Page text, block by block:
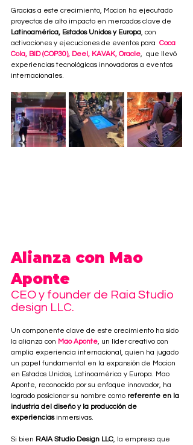
Gracias a este crecimiento, Mocion ha ejecutado
proyectos de alto impacto en mercados clave de
Latinoamérica, Estados Unidos y Europa, con
activaciones y ejecuciones de eventos para Coca
Cola, BID (COP30), Deel, KAVAK, Oracle,  que llevó
experiencias tecnológicas innovadoras a eventos
internacionales.
Alianza con Mao
Aponte
CEO y founder de Raia Studio
design LLC.
Un componente clave de este crecimiento ha sido
la alianza con Mao Aponte, un líder creativo con
amplia experiencia internacional, quien ha jugado
un papel fundamental en la expansión de Mocion
en Estados Unidos, Latinoamérica y Europa. Mao
Aponte, reconocido por su enfoque innovador, ha
logrado posicionar su nombre como referente en la
industria del diseño y la producción de
experiencias inmersivas.
Si bien RAIA Studio Design LLC, la empresa que